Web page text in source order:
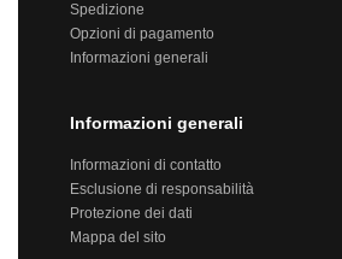
Spedizione
Opzioni di pagamento
Informazioni generali
Informazioni generali
Informazioni di contatto
Esclusione di responsabilità
Protezione dei dati
Mappa del sito